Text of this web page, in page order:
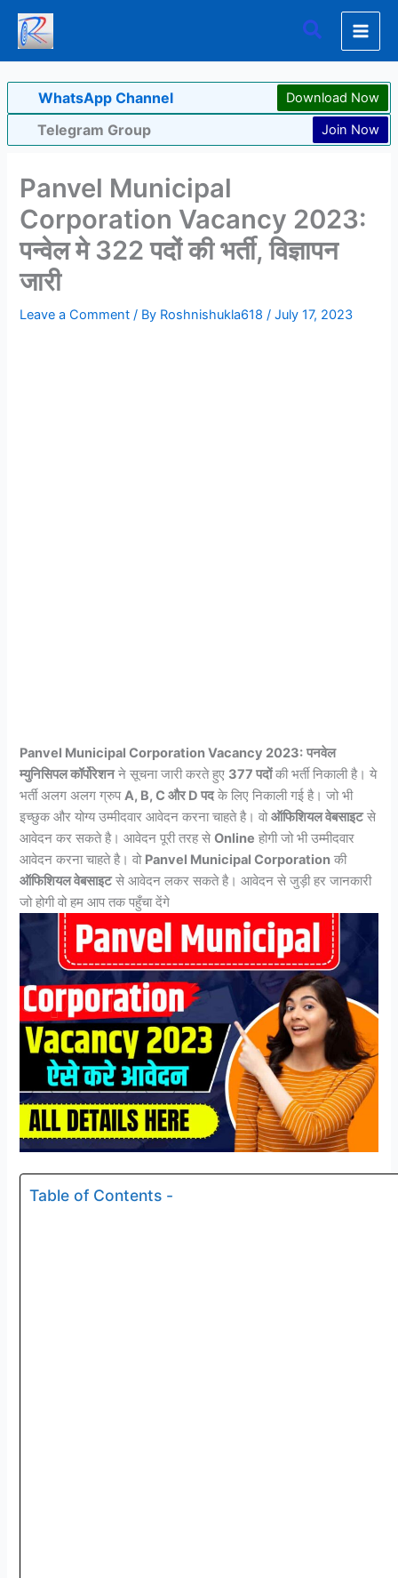
Skip
content
Search
WhatsApp Channel Download Now
Telegram Group Join Now
Panvel Municipal
Corporation Vacancy 2023:
पन्वेल मे 322 पदों की भर्ती, विज्ञापन
जारी
Leave a Comment / By Roshnishukla618/July 17, 2023
Panvel Municipal Corporation Vacancy 2023: पनवेल
म्युनिसिपल कॉर्पोरेशनने सूचना जारी करते हुए 377 पदोंकी भर्ती निकाली है। ये
भर्ती अलग अलग ग्रुपA, B, C और D पदके लिए निकाली गई है। जो भी
इच्छुक और योग्य उम्मीदवार आवेदन करना चाहते है। वोऑफिशियल वेबसाइटसे
आवेदन कर सकते है। आवेदन पूरी तरह सेOnline होगी जो भी उम्मीदवार
आवेदन करना चाहते है। वो Panvel Municipal Corporation की
ऑफिशियल वेबसाइटसे आवेदन लकर सकते है। आवेदन से जुड़ी हर जानकारी
जो होगी वो हम आप तक पहुँचा देंगे
Table of Contents -